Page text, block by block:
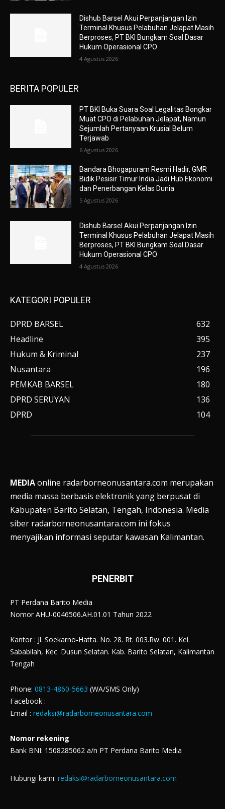
Dishub Barsel Akui Perpanjangan Izin
Terminal Khusus Pelabuhan Jelapat Masih
Berproses, PT BKI Bungkam Soal Dasar
Hukum Operasional CPO
4 Agustus 2026
BERITA POPULER
PT BKI Buka Suara Soal Legalitas Bongkar
Muat CPO di Pelabuhan Jelapat, Namun
Sejumlah Pertanyaan Krusial Belum
Terjawab
6 Agustus 2026
Bandara Bhogapuram Resmi Hadir, GMR
Bidik Pesisir Timur India Jadi Hub Ekonomi
dan Penerbangan Kelas Dunia
5 Agustus 2026
Dishub Barsel Akui Perpanjangan Izin
Terminal Khusus Pelabuhan Jelapat Masih
Berproses, PT BKI Bungkam Soal Dasar
Hukum Operasional CPO
4 Agustus 2026
KATEGORI POPULER
DPRD BARSEL
632
Headline
395
Hukum & Kriminal
237
Nusantara
196
PEMKAB BARSEL
180
DPRD SERUYAN
136
DPRD
104
MEDIAonline radarborneonusantara.com merupakan
media massa berbasis elektronik yang berpusat di
Kabupaten Barito Selatan, Tengah, Indonesia. Media
siber radarborneonusantara.com ini fokus
menyajikan informasi seputar kawasan Kalimantan.
PENERBIT
PT Perdana Barito Media
Nomor AHU-0046506.AH.01.01 Tahun 2022
Kantor : Jl. Soekarno-Hatta. No. 28. Rt. 003.Rw. 001. Kel.
Sababilah, Kec. Dusun Selatan. Kab. Barito Selatan, Kalimantan
Tengah
Phone: 0813-4860-5663 (WA/SMS Only)
Facebook :
Email : redaksi@radarborneonusantara.com
Nomor rekening
Bank BNI: 1508285062 a/n PT Perdana Barito Media
Hubungi kami: redaksi@radarborneonusantara.com